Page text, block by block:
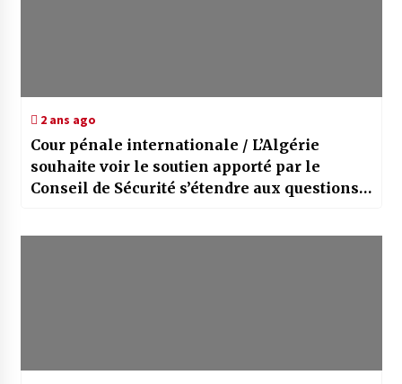
2 ans ago
Cour pénale internationale / L’Algérie
souhaite voir le soutien apporté par le
Conseil de Sécurité s’étendre aux questions